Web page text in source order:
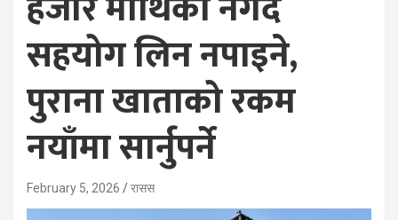
सहयोग लिन नपाइने,
पुराना खाताको रकम
नयाँमा सार्नुपर्ने
February 5, 2026 रासस